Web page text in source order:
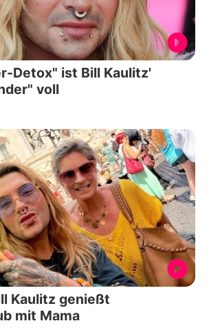
Detox" ist Bill Kaulitz'
voll
Kaulitz genießt
mit Mama